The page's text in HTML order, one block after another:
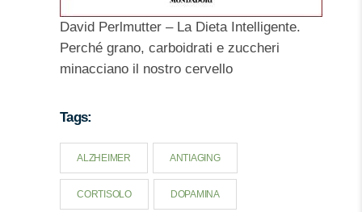
David Perlmutter – La Dieta Intelligente.
Perché grano, carboidrati e zuccheri
minacciano il nostro cervello
Tags:
ALZHEIMER ANTIAGING
CORTISOLO DOPAMINA